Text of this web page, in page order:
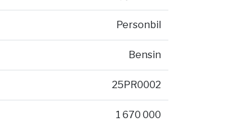
Personbil
Bensin
25PR0002
1 670 000